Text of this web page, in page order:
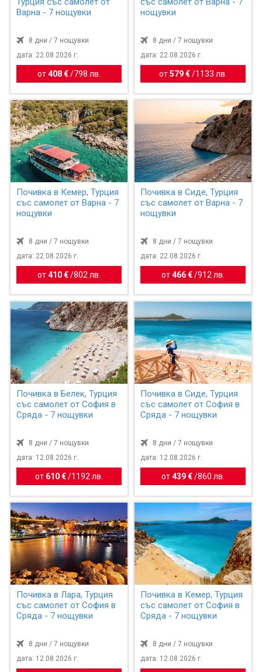
Варна - 7 нощувки
8 дни / 7 нощувки
дата: 22.08.2026 г.
от408 € / 798 лв.
нощувки
8 дни / 7 нощувки
дата: 22.08.2026 г.
от579 €/ 1133 лв.
Почивка в Кемер, Турция
със самолет от Варна - 7
нощувки
8 дни / 7 нощувки
дата: 22.08.2026 г.
от410 € /802 лв.
Почивка в Сиде, Турция
със самолет от Варна - 7
нощувки
8 дни / 7 нощувки
дата: 22.08.2026 г.
от466 €/912 лв.
Почивка в Белек, Турция
със самолет от София в
Сряда - 7 нощувки
8 дни / 7 нощувки
дата: 12.08.2026 г.
от 610 € / 1192 лв.
Почивка в Сиде, Турция
със самолет от София в
Сряда - 7 нощувки
8 дни / 7 нощувки
дата: 12.08.2026 г.
от439 €/860 лв.
Почивка в Лара, Турция
със самолет от София в
Сряда - 7 нощувки
8 дни / 7 нощувки
дата: 12.08.2026 г.
Почивка в Кемер, Турция
със самолет от София в
Сряда - 7 нощувки
8 дни / 7 нощувки
дата: 12.08.2026 г.